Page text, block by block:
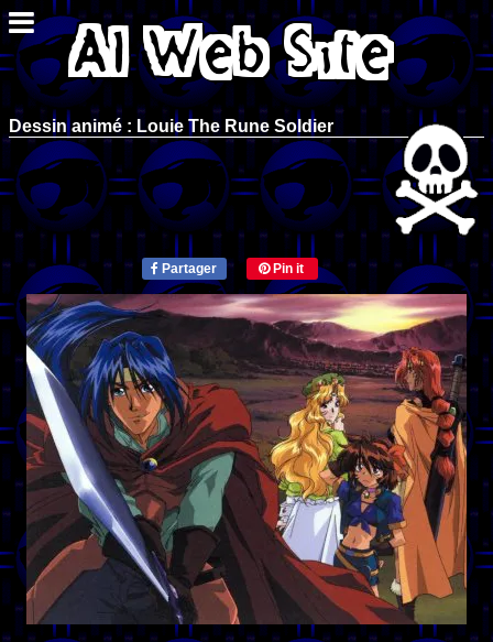
Dessin animé : Louie The Rune Soldier
Partager Pin it